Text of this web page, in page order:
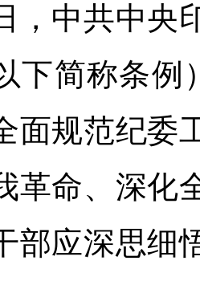
中共中央印
下简称条例
面规范纪委
革命、深化
部应深思细